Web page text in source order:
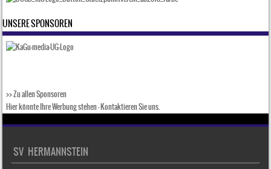
UNSERE SPONSOREN
>> Zu allen Sponsoren
Hier könnte Ihre Werbung stehen –Kontaktieren Sie uns
SV HERMANNSTEIN